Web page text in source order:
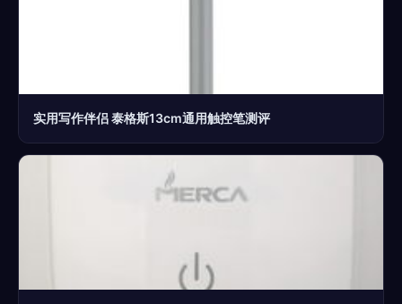
实用写作伴侣 泰格斯13cm通用触控笔测评